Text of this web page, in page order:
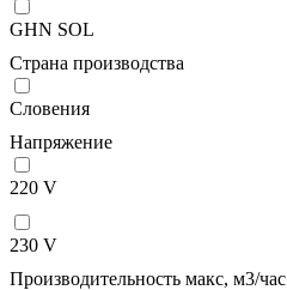
GHN SOL
Страна производства
Словения
Напряжение
220 V
230 V
Производительность макс, м3/час